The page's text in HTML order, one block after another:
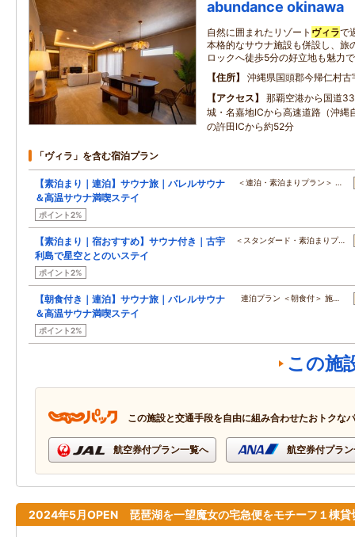
abundance okinawa
自然に囲まれたリゾート ヴィラで
本格的なサウナ施設も併設し、旅
ロックへ徒歩5分の好立地も魅力
住所
沖縄県国頭郡今帰仁村
アクセス
那覇空港から国道
城・名嘉地ICから高速道路（沖縄
の許田ICから約52分
「ヴィラ」を含む宿泊プラン
【素泊まり｜連泊】サウナ旅｜バレルサウナ
＆高温サウナ満喫ステイ
ポイント2%
＜連泊・素泊まりプラン＞ …
【素泊まり｜宿おすすめ】サウナ付き｜古宇
利島で星空ととのいステイ
ポイント2%
＜スタンダード・素泊まりプ…
【朝食付き｜連泊】サウナ旅｜バレルサウナ
＆高温サウナ満喫ステイ
ポイント2%
連泊プラン ＜朝食付＞ 施…
この施
この施設と交通手段を自由に組み合わせたおトクな
航空券付プラン一覧へ 航空券付プラ
2024年5月OPEN 琵琶湖を一望魔女の宅急便をモチーフ１棟貸